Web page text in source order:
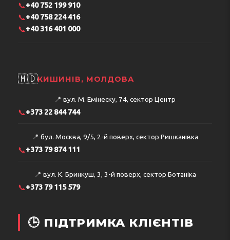
📞+40 752 199 910
📞+40 758 224 416
📞+40 316 401 000
🇲🇩КИШИНІВ, МОЛДОВА
📍 вул. М. Емінеску, 74, сектор Центр
📞+373 22 844 744
📍 бул. Москва, 9/5, 2-й поверх, сектор Ришканівка
📞+373 79 874 111
📍 вул. К. Бринкуш, 3, 3-й поверх, сектор Ботаніка
📞+373 79 115 579
🕒 ПІДТРИМКА КЛІЄНТІВ